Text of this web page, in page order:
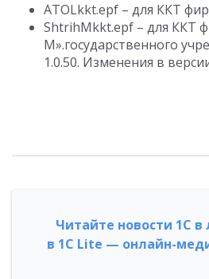
ATOLkkt.epf – для ККТ
ShtrihMkkt.epf – для ККТ
М».государственного
1.0.50. Изменения в
Читайте новости 1С
в 1С Lite — онлайн-